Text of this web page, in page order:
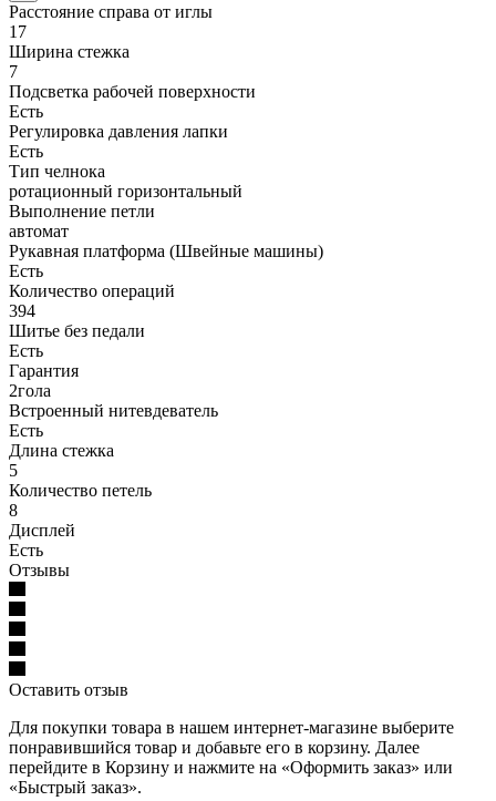
Расстояние справа от иглы
17
Ширина стежка
7
Подсветка рабочей поверхности
Есть
Регулировка давления лапки
Есть
Тип челнока
ротационный горизонтальный
Выполнение петли
автомат
Рукавная платформа (Швейные машины)
Есть
Количество операций
394
Шитье без педали
Есть
Гарантия
2гола
Встроенный нитевдеватель
Есть
Длина стежка
5
Количество петель
8
Дисплей
Есть
Отзывы
Оставить отзыв
Для покупки товара в нашем интернет-магазине выберите
понравившийся товар и добавьте его в корзину. Далее
перейдите в Корзину и нажмите на «Оформить заказ» или
«Быстрый заказ».